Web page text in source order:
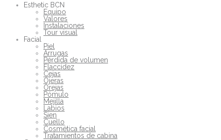
Esthetic BCN
Equipo
Valores
Instalaciones
Tour visual
Facial
Piel
Arrugas
Pérdida de volumen
Flaccidez
Cejas
Ojeras
Orejas
Pómulo
Mejilla
Labios
Sien
Cuello
Cosmética facial
Tratamientos de cabina